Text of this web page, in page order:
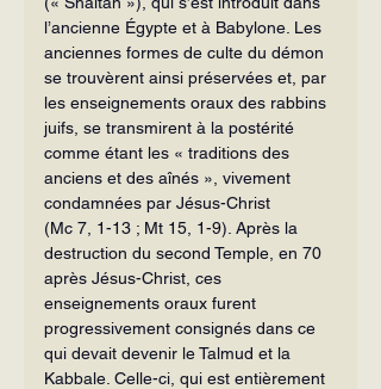
l’ancienne Égypte et à Babylone. Les
anciennes formes de culte du démon
se trouvèrent ainsi préservées et, par
les enseignements oraux des rabbins
juifs, se transmirent à la postérité
comme étant les « traditions des
anciens et des aînés », vivement
condamnées par Jésus-Christ
(Mc 7, 1-13 ; Mt 15, 1-9). Après la
destruction du second Temple, en 70
après Jésus-Christ, ces
enseignements oraux furent
progressivement consignés dans ce
qui devait devenir le Talmud et la
Kabbale. Celle-ci, qui est entièrement